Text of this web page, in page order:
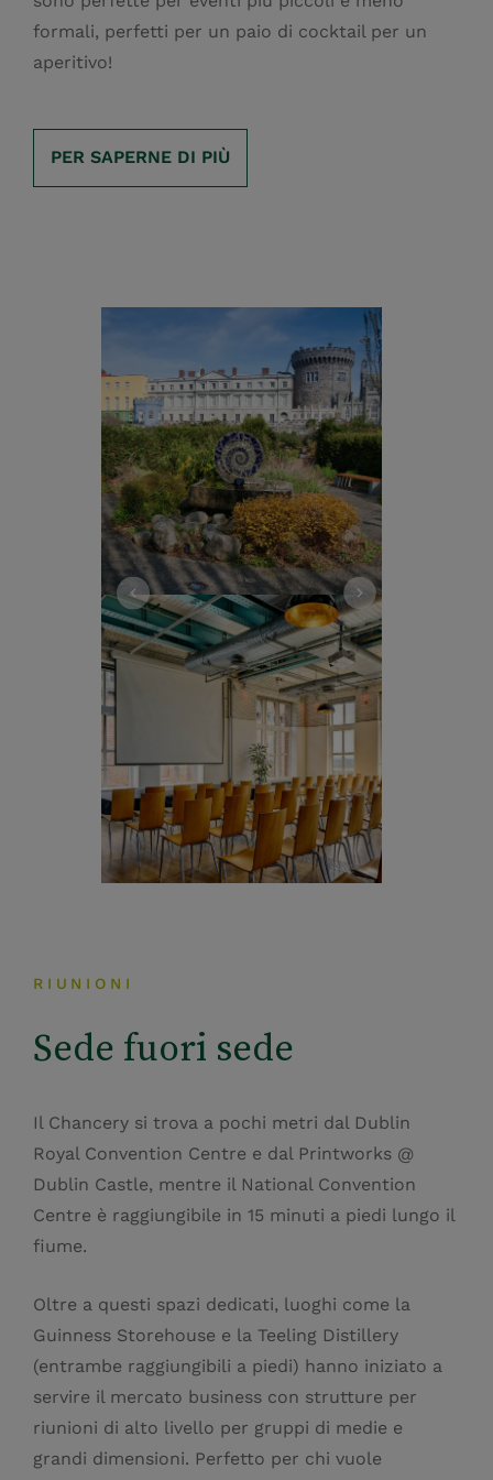
formali, perfetti per un paio di cocktail per un
aperitivo!
PER SAPERNE DI PIÙ
RIUNIONI
Sede fuori sede
Il Chancery si trova a pochi metri dal Dublin
Royal Convention Centre e dal Printworks @
Dublin Castle, mentre il National Convention
Centre è raggiungibile in 15 minuti a piedi lungo il
fiume.
Oltre a questi spazi dedicati, luoghi come la
Guinness Storehouse e la Teeling Distillery
(entrambe raggiungibili a piedi) hanno iniziato a
servire il mercato business con strutture per
riunioni di alto livello per gruppi di medie e
grandi dimensioni. Perfetto per chi vuole